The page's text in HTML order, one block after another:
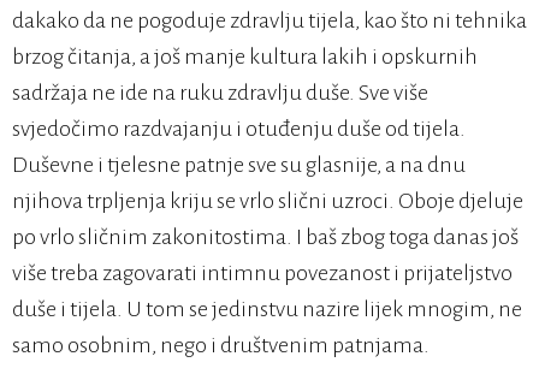
dakako da ne pogoduje zdravlju tijela, kao što ni tehnika
brzog čitanja, a još manje kultura lakih i opskurnih
sadržaja ne ide na ruku zdravlju duše. Sve više
svjedočimo razdvajanju i otuđenju duše od tijela.
Duševne i tjelesne patnje sve su glasnije, a na dnu
njihova trpljenja kriju se vrlo slični uzroci. Oboje djeluje
po vrlo sličnim zakonitostima. I baš zbog toga danas još
više treba zagovarati intimnu povezanost i prijateljstvo
duše i tijela. U tom se jedinstvu nazire lijek mnogim, ne
samo osobnim, nego i društvenim patnjama.